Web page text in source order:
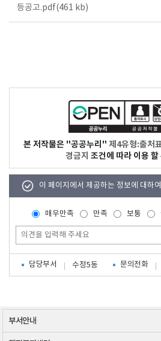
등공고.pdf(461 kb)
본 저작물은 "공공누리" 제4유형:출처
경금지 조건에 따라 이용 할
이 페이지에서 제공하는 정보에 대하
매우만족 만족 보통
담당부서 수정5동 문의전화
부서안내